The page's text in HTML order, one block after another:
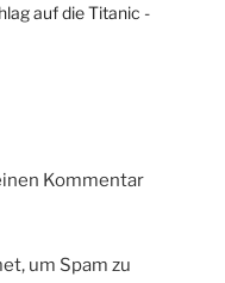
auf die Titanic -
Kommentar
um Spam zu